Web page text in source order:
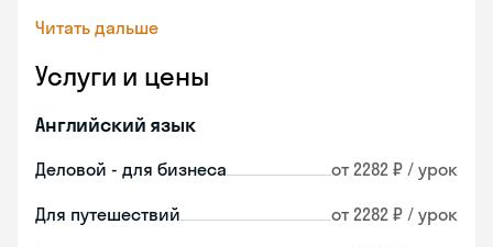
Читать дальше
Услуги и цены
Английский язык
Деловой - для бизнеса от 2282 ₽ / урок
Для путешествий от 2282 ₽ / урок